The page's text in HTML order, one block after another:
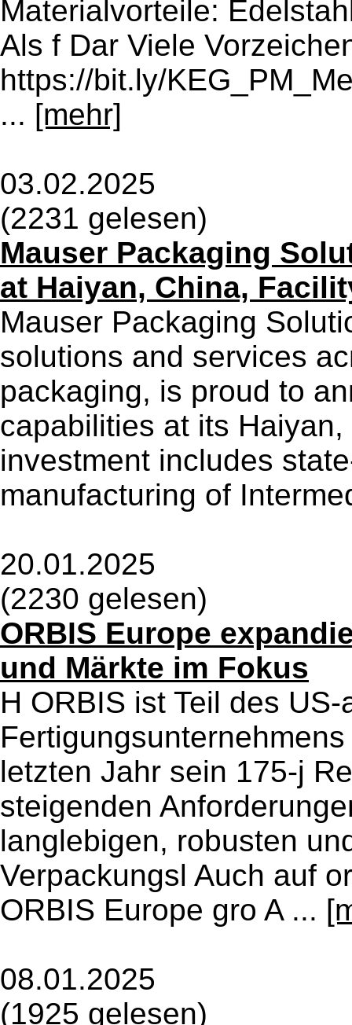
Materialvorteile:
Als f Dar Viele
https://bit.ly/
... [mehr]
03.02.2025
(2231 gelesen)
Mauser Packaging
at Haiyan, China,
Mauser Packaging
solutions and services
packaging, is proud to
capabilities at its
investment includes
manufacturing of
20.01.2025
(2230 gelesen)
ORBIS Europe
und Märkte im Fokus
H ORBIS ist Teil des
letzten Jahr sein 175-j
steigenden
langlebigen, robusten
Verpackungsl Auch auf
ORBIS Europe gro A ...
08.01.2025
(1925 gelesen)